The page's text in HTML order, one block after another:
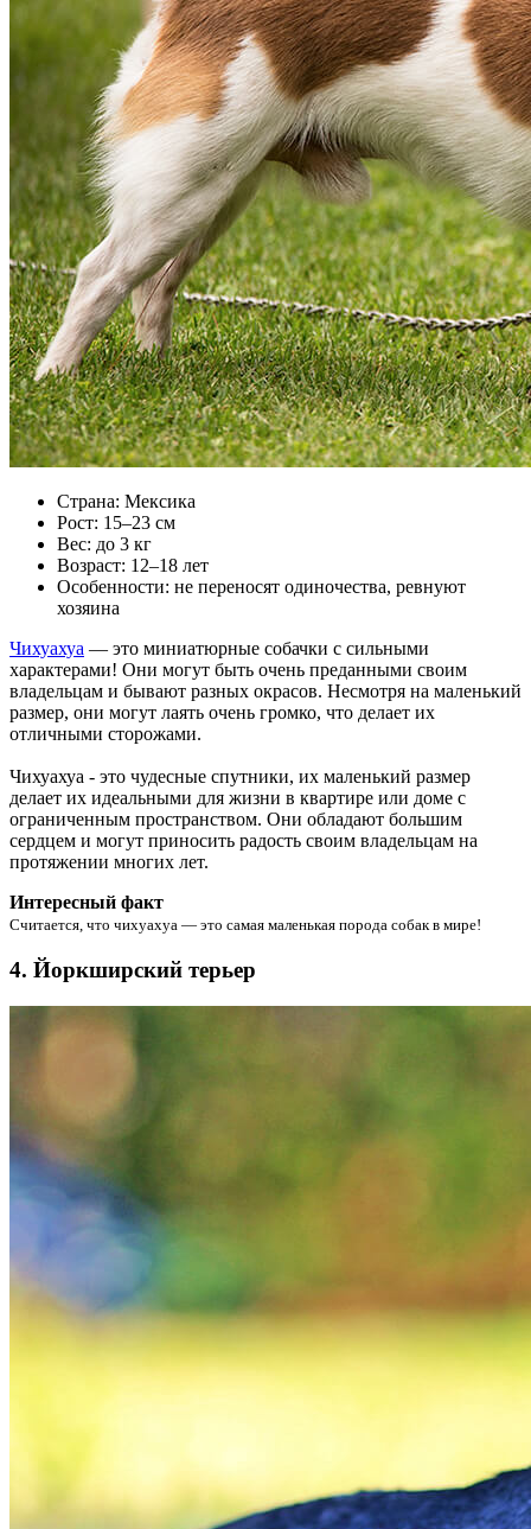
Страна: Мексика
Рост: 15–23 см
Вес: до 3 кг
Возраст: 12–18 лет
Особенности: не переносят одиночества, ревнуют
хозяина
Чихуахуа — это миниатюрные собачки с сильными
характерами! Они могут быть очень преданными своим
владельцам и бывают разных окрасов. Несмотря на маленький
размер, они могут лаять очень громко, что делает их
отличными сторожами.
Чихуахуа - это чудесные спутники, их маленький размер
делает их идеальными для жизни в квартире или доме с
ограниченным пространством. Они обладают большим
сердцем и могут приносить радость своим владельцам на
протяжении многих лет.
Интересный факт
Считается, что чихуахуа — это самая маленькая порода собак в мире!
4. Йоркширский терьер